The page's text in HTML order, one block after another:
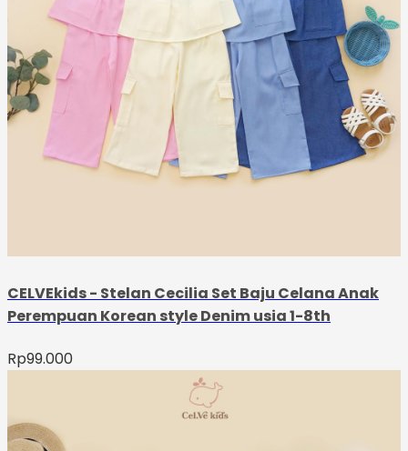
CELVEkids - Stelan Cecilia Set Baju Celana Anak
Perempuan Korean style Denim usia 1-8th
Rp99.000